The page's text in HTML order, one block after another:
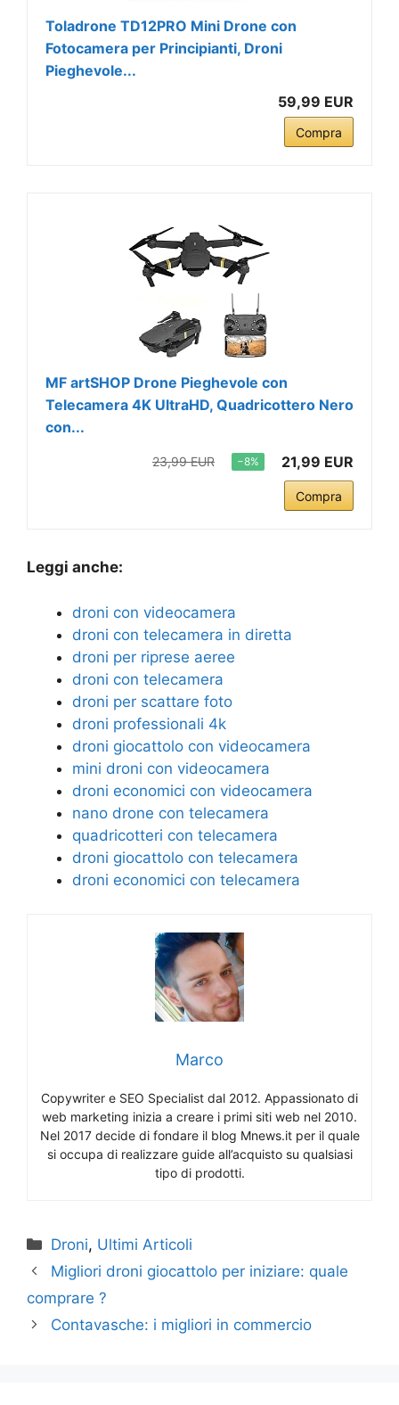
Toladrone TD12PRO Mini Drone con
Fotocamera per Principianti, Droni
Pieghevole...
59,99 EUR
Compra
MF artSHOP Drone Pieghevole con
Telecamera 4K UltraHD, Quadricottero Nero
con...
23,99 EUR −8% 21,99 EUR
Compra
Leggi anche:
droni con videocamera
droni con telecamera in diretta
droni per riprese aeree
droni con telecamera
droni per scattare foto
droni professionali 4k
droni giocattolo con videocamera
mini droni con videocamera
droni economici con videocamera
nano drone con telecamera
quadricotteri con telecamera
droni giocattolo con telecamera
droni economici con telecamera
Marco
Copywriter e SEO Specialist dal 2012. Appassionato di
web marketing inizia a creare i primi siti web nel 2010.
Nel 2017 decide di fondare il blog Mnews.it per il quale
si occupa di realizzare guide all’acquisto su qualsiasi
tipo di prodotti.
Categorie
Droni, Ultimi Articoli
Migliori droni giocattolo per iniziare: quale
comprare ?
Contavasche: i migliori in commercio